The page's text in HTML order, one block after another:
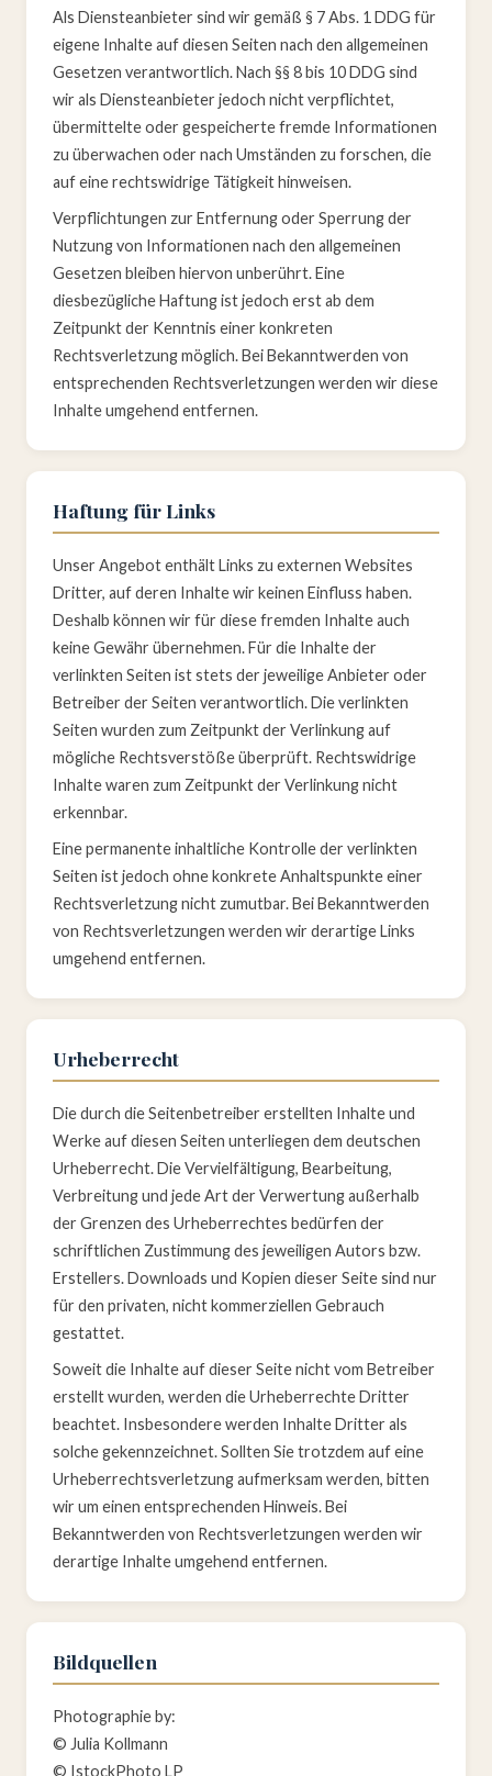
Als Diensteanbieter sind wir gemäß § 7 Abs. 1 DDG für
eigene Inhalte auf diesen Seiten nach den allgemeinen
Gesetzen verantwortlich. Nach §§ 8 bis 10 DDG sind
wir als Diensteanbieter jedoch nicht verpflichtet,
übermittelte oder gespeicherte fremde Informationen
zu überwachen oder nach Umständen zu forschen, die
auf eine rechtswidrige Tätigkeit hinweisen.
Verpflichtungen zur Entfernung oder Sperrung der
Nutzung von Informationen nach den allgemeinen
Gesetzen bleiben hiervon unberührt. Eine
diesbezügliche Haftung ist jedoch erst ab dem
Zeitpunkt der Kenntnis einer konkreten
Rechtsverletzung möglich. Bei Bekanntwerden von
entsprechenden Rechtsverletzungen werden wir diese
Inhalte umgehend entfernen.
Haftung für Links
Unser Angebot enthält Links zu externen Websites
Dritter, auf deren Inhalte wir keinen Einfluss haben.
Deshalb können wir für diese fremden Inhalte auch
keine Gewähr übernehmen. Für die Inhalte der
verlinkten Seiten ist stets der jeweilige Anbieter oder
Betreiber der Seiten verantwortlich. Die verlinkten
Seiten wurden zum Zeitpunkt der Verlinkung auf
mögliche Rechtsverstöße überprüft. Rechtswidrige
Inhalte waren zum Zeitpunkt der Verlinkung nicht
erkennbar.
Eine permanente inhaltliche Kontrolle der verlinkten
Seiten ist jedoch ohne konkrete Anhaltspunkte einer
Rechtsverletzung nicht zumutbar. Bei Bekanntwerden
von Rechtsverletzungen werden wir derartige Links
umgehend entfernen.
Urheberrecht
Die durch die Seitenbetreiber erstellten Inhalte und
Werke auf diesen Seiten unterliegen dem deutschen
Urheberrecht. Die Vervielfältigung, Bearbeitung,
Verbreitung und jede Art der Verwertung außerhalb
der Grenzen des Urheberrechtes bedürfen der
schriftlichen Zustimmung des jeweiligen Autors bzw.
Erstellers. Downloads und Kopien dieser Seite sind nur
für den privaten, nicht kommerziellen Gebrauch
gestattet.
Soweit die Inhalte auf dieser Seite nicht vom Betreiber
erstellt wurden, werden die Urheberrechte Dritter
beachtet. Insbesondere werden Inhalte Dritter als
solche gekennzeichnet. Sollten Sie trotzdem auf eine
Urheberrechtsverletzung aufmerksam werden, bitten
wir um einen entsprechenden Hinweis. Bei
Bekanntwerden von Rechtsverletzungen werden wir
derartige Inhalte umgehend entfernen.
Bildquellen
Photographie by:
© Julia Kollmann
© IstockPhoto LP